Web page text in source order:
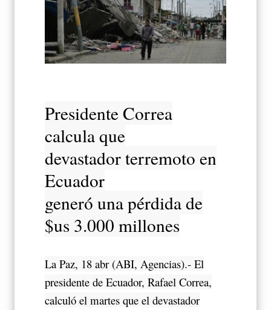
Presidente Correa
calcula que
devastador terremoto en
Ecuador
generó una pérdida de
$us 3.000 millones
La Paz, 18 abr (ABI, Agencias).- El
presidente de Ecuador, Rafael Correa,
calculó el martes que el devastador